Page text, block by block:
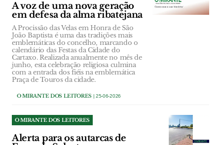
A voz de uma nova geração
em defesa da alma ribatejana
A Procissão das Velas em Honra de São
João Baptista é uma das tradições mais
emblemáticas do concelho, marcando o
calendário das Festas da Cidade do
Cartaxo. Realizada anualmente no mês de
junho, esta celebração religiosa culmina
com a entrada dos fiéis na emblemática
Praça de Touros da cidade.
O MIRANTE DOS LEITORES | 25-06-2026
O MIRANTE DOS LEITORES
Alerta para os autarcas de